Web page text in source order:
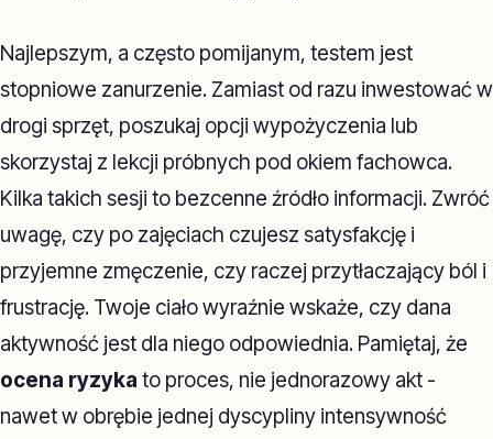
Najlepszym, a często pomijanym, testem jest
stopniowe zanurzenie. Zamiast od razu inwestować w
drogi sprzęt, poszukaj opcji wypożyczenia lub
skorzystaj z lekcji próbnych pod okiem fachowca.
Kilka takich sesji to bezcenne źródło informacji. Zwróć
uwagę, czy po zajęciach czujesz satysfakcję i
przyjemne zmęczenie, czy raczej przytłaczający ból i
frustrację. Twoje ciało wyraźnie wskaże, czy dana
aktywność jest dla niego odpowiednia. Pamiętaj, że
ocena ryzyka to proces, nie jednorazowy akt -
nawet w obrębie jednej dyscypliny intensywność